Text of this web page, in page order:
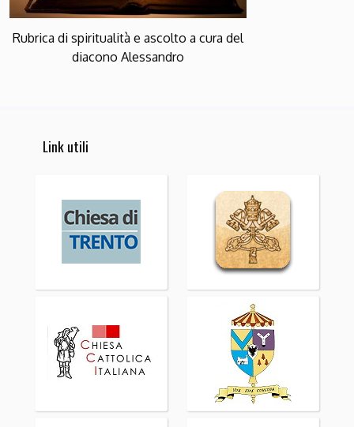
Rubrica di spiritualità e ascolto a cura del
diacono Alessandro
Link utili